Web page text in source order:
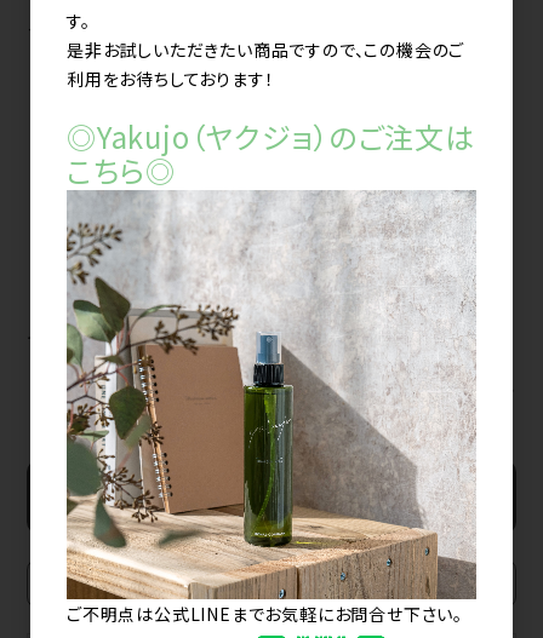
メーカー希望小売価格（税込）
3,630円
ヤクジョスイ 200ml
すべてのおすすめ商品を見る
新規会員登録
す。
是非お試しいただきたい商品ですので、この機会のご
利用をお待ちしております！
◎Yakujo（ヤクジョ）のご注文は
こちら◎
ご不明点は公式LINEまでお気軽にお問合せ下さい。